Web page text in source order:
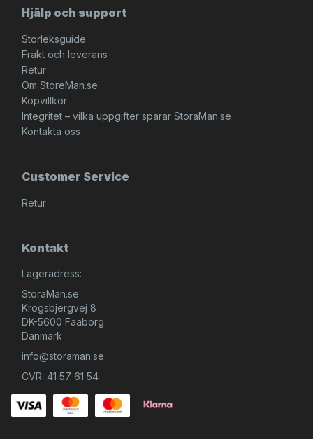
Hjälp och support
Storleksguide
Frakt och leverans
Retur
Om StoreMan.se
Köpvillkor
Integritet – vilka uppgifter sparar StoraMan.se
Kontakta oss
Customer Service
Retur
Kontakt
Lageradress:
StoraMan.se
Krogsbjergvej 8
DK-5600 Faaborg
Danmark
info@storaman.se
CVR: 41 57 61 54